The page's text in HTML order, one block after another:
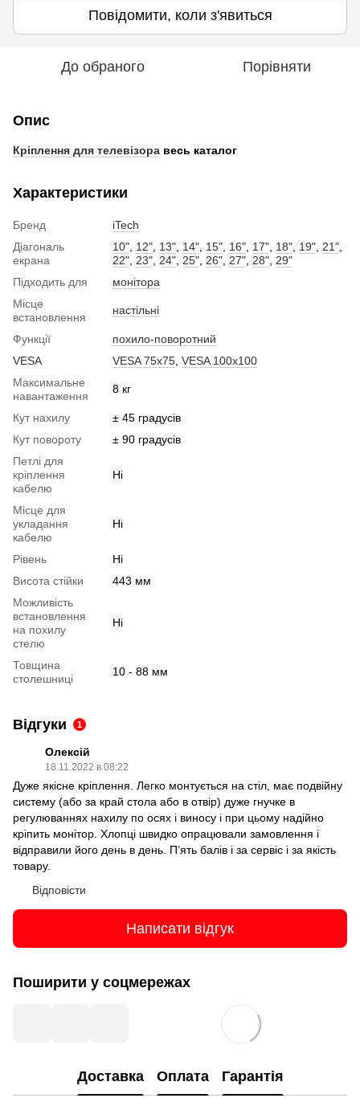
Повідомити, коли з'явиться
До обраного Порівняти
Опис
Кріплення для телевізора весь каталог
Характеристики
Бренд
iTech
Діагональ
екрана
10" 12" 13" 14" 15" 16" 17" 18" 19" 21"
22" 23" 24" 25" 26" 27" 28" 29"
Підходить для
монітора
Місце
встановлення
настільні
Функції
похило-поворотний
VESA
VESA 75x75 VESA 100x100
Максимальне
навантаження
8 кг
Кут нахилу
± 45 градусів
Кут повороту
± 90 градусів
Петлі для
кріплення
кабелю
Ні
Місце для
укладання
кабелю
Ні
Рівень
Ні
Висота стійки
443 мм
Можливість
встановлення
на похилу
стелю
Ні
Товщина
столешниці
10 - 88 мм
Відгуки 1
Олексій
18.11.2022 в 08:22
Дуже якісне кріплення. Легко монтується на стіл, має подвійну
систему (або за край стола або в отвір) дуже гнучке в
регулюваннях нахилу по осях і виносу і при цьому надійно
кріпить монітор. Хлопці швидко опрацювали замовлення і
відправили його день в день. П’ять балів і за сервіс і за якість
товару.
Відповісти
Написати відгук
Поширити у соцмережах
Доставка Оплата Гарантія